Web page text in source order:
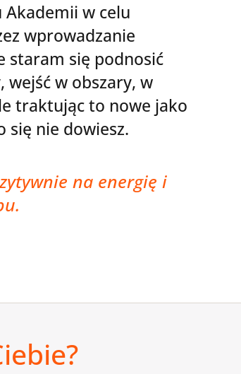
Akademii w celu
wprowadzanie
staram się podnosić
wejść w obszary, w
traktując to nowe jako
się nie dowiesz.
na energię i